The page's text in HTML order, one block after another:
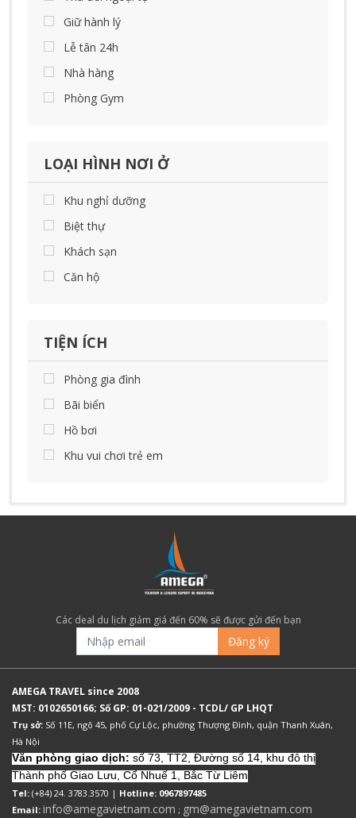
Giữ hành lý
Lễ tân 24h
Nhà hàng
Phòng Gym
LOẠI HÌNH NƠI Ở
Khu nghỉ dưỡng
Biệt thự
Khách sạn
Căn hộ
TIỆN ÍCH
Phòng gia đình
Bãi biển
Hồ bơi
Khu vui chơi trẻ em
Các deal du lịch giảm giá đến 60% sẽ được gửi đến bạn
Đăng ký
AMEGA TRAVEL since 2008
MST: 0102650166; Số GP: 01-021/2009 - TCDL/ GP LHQT
Trụ sở: Số 11E, ngõ 45, phố Cự Lộc, phường Thượng Đình, quận Thanh Xuân,
Hà Nội
Văn phòng giao dịch: số 73, TT2, Đường số 14, khu đô thị
Thành phố Giao Lưu, Cổ Nhuế 1, Bắc Từ Liêm
Tel: (+84) 24. 3783.3570 | Hotline: 0967897485
Email: info@amegavietnam.com ; gm@amegavietnam.com